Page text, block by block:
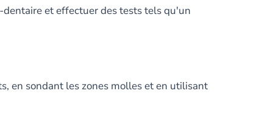
et effectuer des tests tels qu'un
en sondant les zones molles et en utilisant